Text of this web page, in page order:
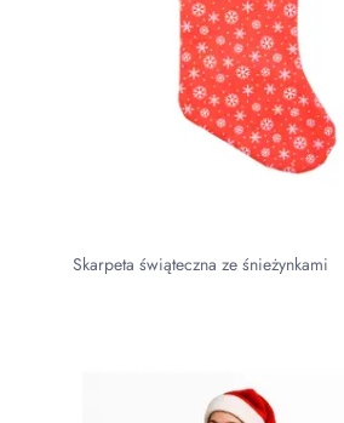
Skarpeta świąteczna ze śnieżynkami